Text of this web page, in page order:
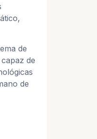
de
de
de